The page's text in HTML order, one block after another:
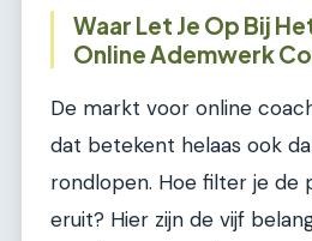
Waar Let Je Op Bij
Online Ademwerk
De markt voor online
dat betekent helaas ook
rondlopen. Hoe filter je de
eruit? Hier zijn de vijf